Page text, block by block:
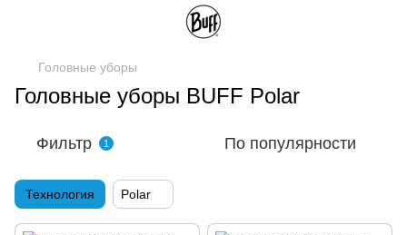
Головные уборы
Головные уборы BUFF Polar
Фильтр 1 По популярности
Технология Polar